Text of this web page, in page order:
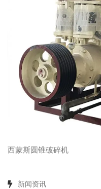
西蒙斯圆锥破碎机
新闻资讯